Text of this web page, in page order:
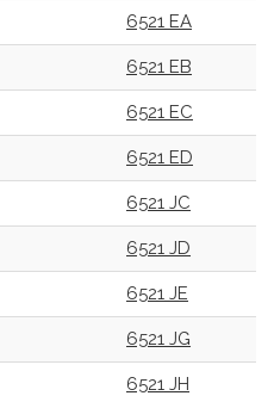
6521 EA
6521 EB
6521 EC
6521 ED
6521 JC
6521 JD
6521 JE
6521 JG
6521 JH